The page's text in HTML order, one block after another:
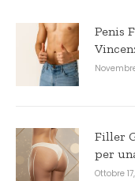
Penis
in
Filler
per
Ottobre